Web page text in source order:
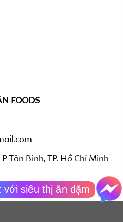
FOODS
Tân Bình, TP. Hồ Chí Minh
với siêu thị ăn dặm